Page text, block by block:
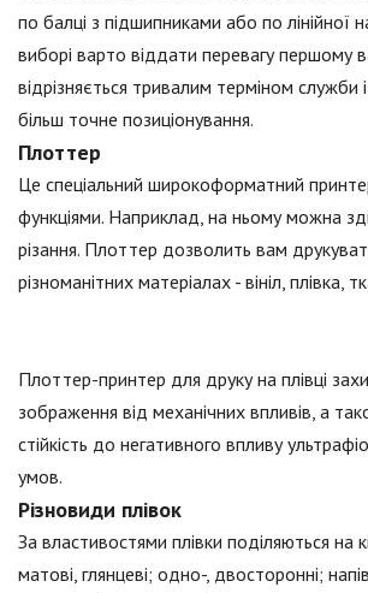
по балці з підшипниками або по лінійної
виборі варто віддати перевагу першому
відрізняється тривалим терміном служби
більш точне позиціонування.
Плоттер
Це спеціальний широкоформатний
функціями. Наприклад, на ньому можна
різання. Плоттер дозволить вам
різноманітних матеріалах - вініл, плівка,
Плоттер-принтер для друку на плівці
зображення від механічних впливів, а
стійкість до негативного впливу
умов.
Різновиди плівок
За властивостями плівки поділяються на
матові, глянцеві; одно-, двосторонні;